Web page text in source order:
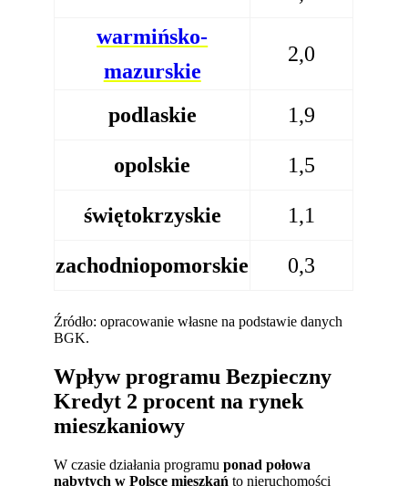
warmińsko-
mazurskie
2,0
podlaskie 1,9
opolskie 1,5
świętokrzyskie 1,1
zachodniopomorskie 0,3
Źródło: opracowanie własne na podstawie danych
BGK.
Wpływ programu Bezpieczny
Kredyt 2 procent na rynek
mieszkaniowy
W czasie działania programuponad połowa
nabytych w Polsce mieszkańto nieruchomości